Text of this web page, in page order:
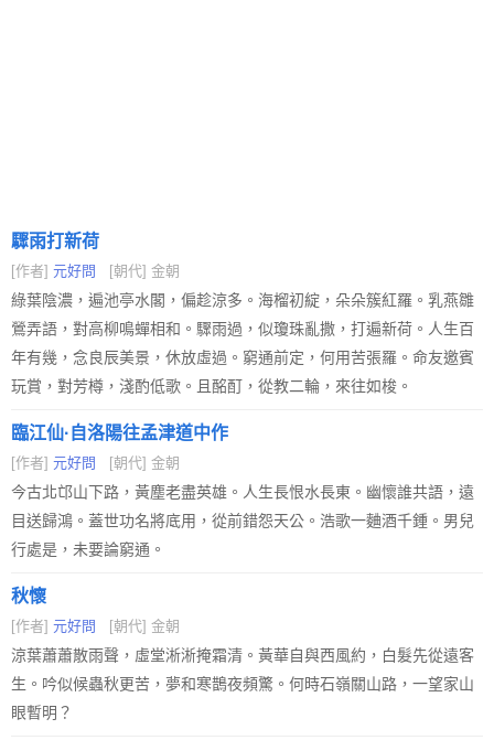
驟雨打新荷
[作者] 元好問 [朝代] 金朝
綠葉陰濃，遍池亭水閣，偏趁涼多。海榴初綻，朵朵簇紅羅。乳燕雛
鶯弄語，對高柳鳴蟬相和。驟雨過，似瓊珠亂撒，打遍新荷。人生百
年有幾，念良辰美景，休放虛過。窮通前定，何用苦張羅。命友邀賓
玩賞，對芳樽，淺酌低歌。且酩酊，從教二輪，來往如梭。
臨江仙·自洛陽往孟津道中作
[作者] 元好問 [朝代] 金朝
今古北邙山下路，黃塵老盡英雄。人生長恨水長東。幽懷誰共語，遠
目送歸鴻。蓋世功名將底用，從前錯怨天公。浩歌一麯酒千鍾。男兒
行處是，未要論窮通。
秋懷
[作者] 元好問 [朝代] 金朝
涼葉蕭蕭散雨聲，虛堂淅淅掩霜清。黃華自與西風約，白髮先從遠客
生。吟似候蟲秋更苦，夢和寒鵲夜頻驚。何時石嶺關山路，一望家山
眼暫明？